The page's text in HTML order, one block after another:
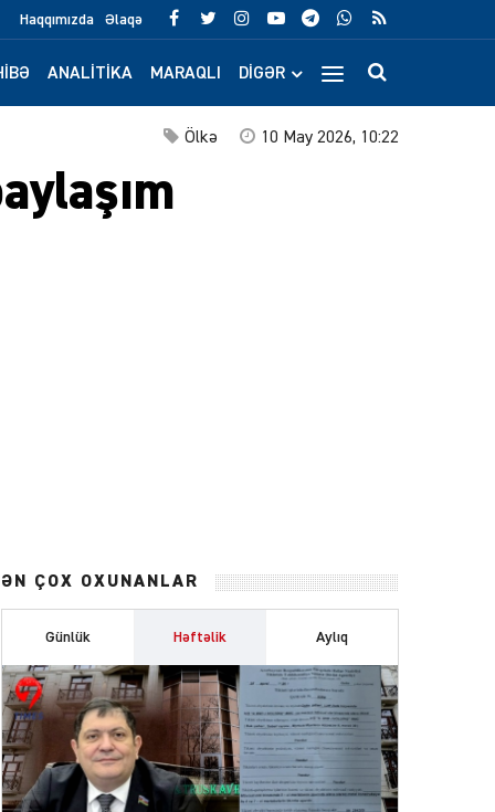
Haqqımızda Əlaqə
ANALITIKA MARAQLI DIGƏR
10 May 2026, 10:22
Ölkə
ƏN ÇOX OXUNANLAR
Günlük Həftəlik Aylıq